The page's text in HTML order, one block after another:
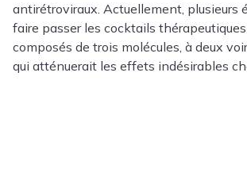
antirétroviraux. Actuellement, plusieurs
faire passer les cocktails
composés de trois molécules, à deux
qui atténuerait les effets indésirables